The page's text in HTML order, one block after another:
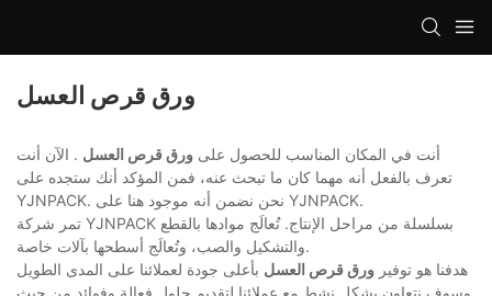
ورق قرص العسل
أنت في المكان المناسب للحصول على ورق قرص العسل . الآن أنت
تعرف بالفعل أنه مهما كان ما تبحث عنه، فمن المؤكد أنك ستجده على
YJNPACK. نحن نضمن أنه موجود هنا على YJNPACK.
تمر شركة YJNPACK بسلسلة من مراحل الإنتاج. تُعالَج موادها بالقطع
والتشكيل والصب، وتُعالَج أسطحها بآلات خاصة.
هدفنا هو توفير ورق قرص العسل بأعلى جودة لعملائنا على المدى الطويل